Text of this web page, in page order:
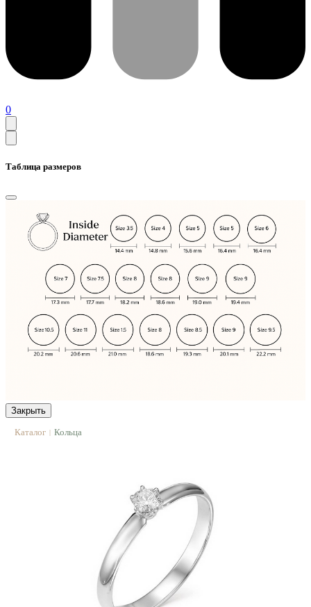
0
Таблица размеров
Закрыть
Каталог | Кольца